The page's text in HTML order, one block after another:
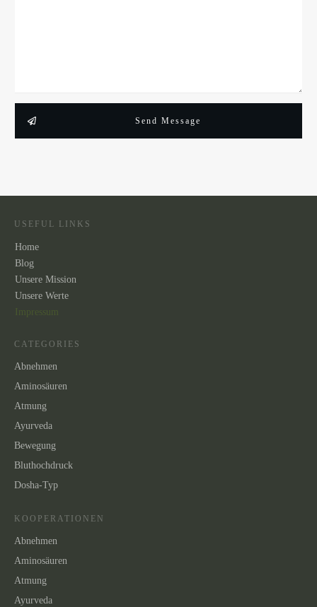
Send Message
USEFUL LINKS
Home
Blog
Unsere Mission
Unsere Werte
Impressum
CATEGORIES
Abnehmen
Aminosäuren
Atmung
Ayurveda
Bewegung
Bluthochdruck
Dosha-Typ
KOOPERATIONEN
Abnehmen
Aminosäuren
Atmung
Ayurveda